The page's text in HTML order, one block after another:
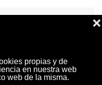
MI CUENTA